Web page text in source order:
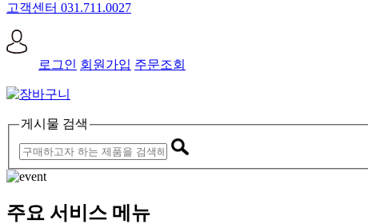
고객센터 031.711.0027
로그인 회원가입 주문조회
게시물 검색
주요 서비스 메뉴